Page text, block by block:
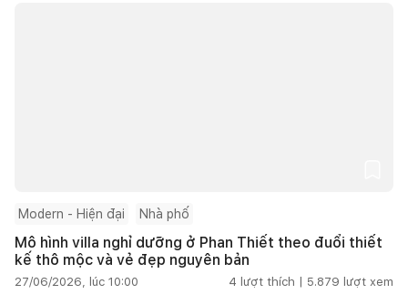
Modern - Hiện đại Nhà phố
Mô hình villa nghỉ dưỡng ở Phan Thiết theo đuổi thiết
kế thô mộc và vẻ đẹp nguyên bản
27/06/2026, lúc 10:00 4 lượt thích | 5.879 lượt xem